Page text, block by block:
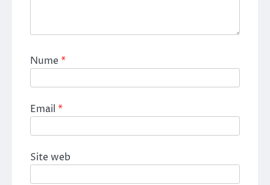
Nume*
Email *
Site web